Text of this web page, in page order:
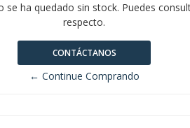
se ha quedado sin stock. Puedes
respecto.
CONTÁCTANOS
← Continue Comprando